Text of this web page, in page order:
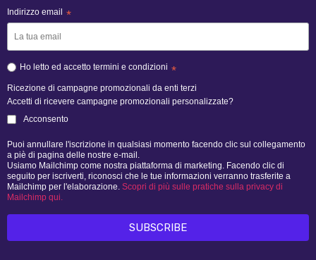
Indirizzo email *
Ho letto ed accetto termini e condizioni *
Ricezione di campagne promozionali da enti terzi
Accetti di ricevere campagne promozionali personalizzate?
Acconsento
Puoi annullare l'iscrizione in qualsiasi momento facendo clic sul collegamento
a piè di pagina delle nostre e-mail.
Usiamo Mailchimp come nostra piattaforma di marketing. Facendo clic di
seguito per iscriverti, riconosci che le tue informazioni verranno trasferite a
Mailchimp per l'elaborazione. Scopri di più sulle pratiche sulla privacy di
Mailchimp qui.